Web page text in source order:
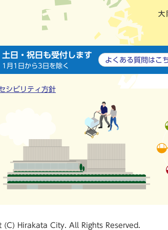
土日・祝日も受付します
1月1日から3日を除く
よくある質問は こ
シビリティ方針
(C) Hirakata City. All Rights Reserved.